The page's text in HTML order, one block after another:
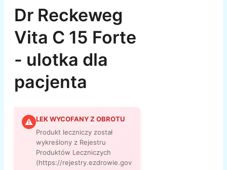
Dr Reckeweg
Vita C 15 Forte
- ulotka dla
pacjenta
⚠ LEK WYCOFANY Z OBROTU
Produkt leczniczy został
wykreślony z Rejestru
Produktów Leczniczych
(https://rejestry.ezdrowie.gov